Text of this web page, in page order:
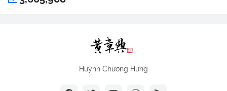
Huỳnh Chương Hưng